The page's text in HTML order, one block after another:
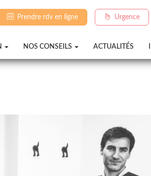
Prendre rdv en ligne Urgence
NOS CONSEILS ACTUALITÉS